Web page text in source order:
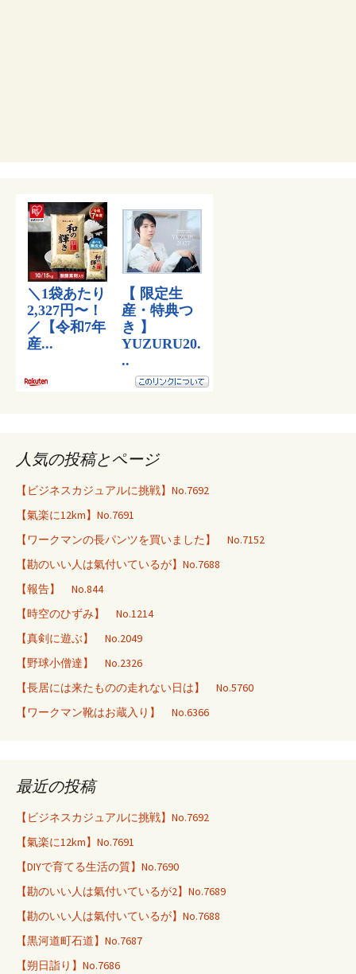
人気の投稿とページ
【ビジネスカジュアルに挑戦】No.7692
【氣楽に12km】No.7691
【ワークマンの長パンツを買いました】 No.7152
【勘のいい人は氣付いているが】No.7688
【報告】 No.844
【時空のひずみ】 No.1214
【真剣に遊ぶ】 No.2049
【野球小僧達】 No.2326
【長居には来たものの走れない日は】 No.5760
【ワークマン靴はお蔵入り】 No.6366
最近の投稿
【ビジネスカジュアルに挑戦】No.7692
【氣楽に12km】No.7691
【DIYで育てる生活の質】No.7690
【勘のいい人は氣付いているが2】No.7689
【勘のいい人は氣付いているが】No.7688
【黒河道町石道】No.7687
【朔日詣り】No.7686